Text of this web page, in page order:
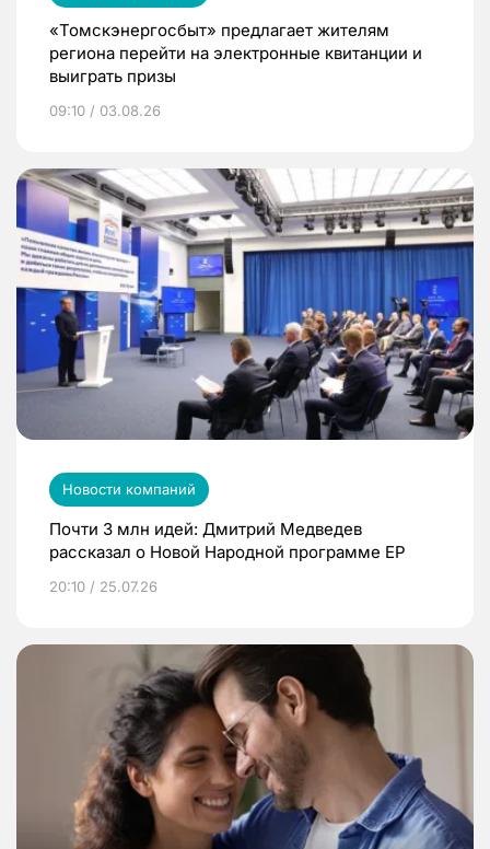
«Томскэнергосбыт» предлагает жителям
региона перейти на электронные квитанции и
выиграть призы
09:10 / 03.08.26
Новости компаний
Почти 3 млн идей: Дмитрий Медведев
рассказал о Новой Народной программе ЕР
20:10 / 25.07.26